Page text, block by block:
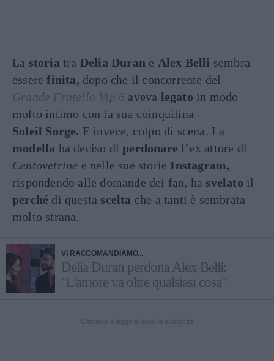
La storia tra Delia Duran e Alex Belli sembra
esserefinita, dopo che il concorrente del
Grande Fratello Vip 6 aveva legato in modo
molto intimo con la sua coinquilina
Soleil Sorge. E invece, colpo di scena. La
modella ha deciso diperdonare l’ex attore di
Centovetrine e nelle sue storie Instagram,
rispondendo alle domande dei fan, ha svelato il
perché di questa scelta che a tanti è sembrata
molto strana.
VI RACCOMANDIAMO...
Delia Duran perdona Alex Belli:
"L'amore va oltre qualsiasi cosa"